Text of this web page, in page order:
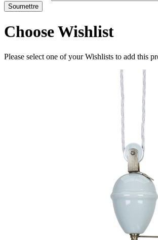
Choose Wishlist
Please select one of your Wishlists to add this